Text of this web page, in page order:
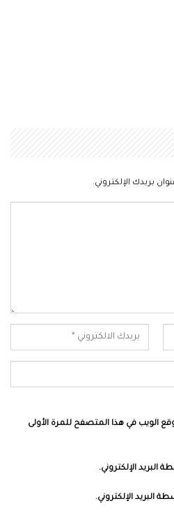
بريدك الإلكتروني.
الويب في هذا المتصفح للمرة الأولى
البريد الإلكتروني.
البريد الإلكتروني.